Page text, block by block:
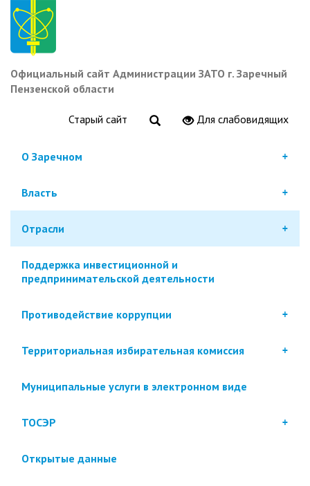
Перейти
основному
содержанию
Официальный сайт Администрации ЗАТО г. Заречный
Пензенской области
Старый сайт Для слабовидящих
О Заречном
Власть
Отрасли
Поддержка инвестиционной и
предпринимательской деятельности
Противодействие коррупции
Территориальная избирательная комиссия
Муниципальные услуги в электронном виде
ТОСЭР
Открытые данные